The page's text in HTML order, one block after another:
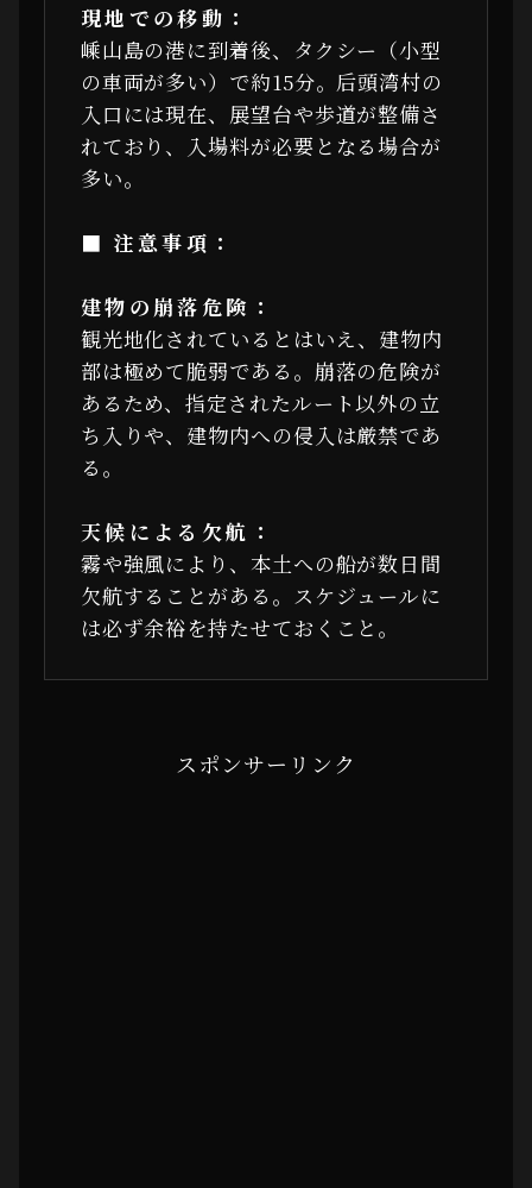
現地での移動：
嵊山島の港に到着後、タクシー（小型
の車両が多い）で約15分。后頭湾村の
入口には現在、展望台や歩道が整備さ
れており、入場料が必要となる場合が
多い。
■ 注意事項：
建物の崩落危険：
観光地化されているとはいえ、建物内
部は極めて脆弱である。崩落の危険が
あるため、指定されたルート以外の立
ち入りや、建物内への侵入は厳禁であ
る。
天候による欠航：
霧や強風により、本土への船が数日間
欠航することがある。スケジュールに
は必ず余裕を持たせておくこと。
スポンサーリンク